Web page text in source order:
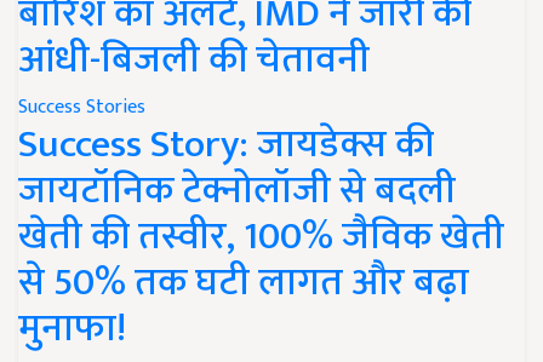
बारिश का अलर्ट, IMD ने जारी की
आंधी-बिजली की चेतावनी
Success Stories
Success Story: जायडेक्स की
जायटॉनिक टेक्नोलॉजी से बदली
खेती की तस्वीर, 100% जैविक खेती
से 50% तक घटी लागत और बढ़ा
मुनाफा!